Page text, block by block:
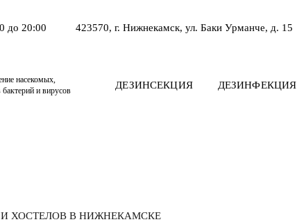
до 20:00 423570, г. Нижнекамск, ул. Баки Урманче, д. 15
насекомых,
и вирусов
ДЕЗИНСЕКЦИЯ ДЕЗИНФЕКЦИЯ
ХОСТЕЛОВ В НИЖНЕКАМСКЕ